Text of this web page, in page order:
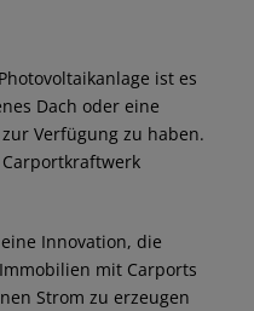
ist es
Dach oder eine
Verfügung zu haben.
Innovation, die
mit Carports
Strom zu erzeugen